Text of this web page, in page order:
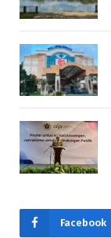
Facebook